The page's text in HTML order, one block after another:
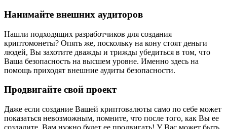
Нанимайте внешних аудиторов
Нашли подходящих разработчиков для создания
криптомонеты? Опять же, поскольку на кону стоят деньги
людей, Вы захотите дважды и трижды убедиться в том, что
Ваша безопасность на высшем уровне. Именно здесь на
помощь приходят внешние аудиты безопасности.
Продвигайте свой проект
Даже если создание Вашей криптовалюты само по себе может
показаться невозможным, помните, что после того, как Вы ее